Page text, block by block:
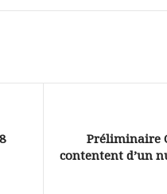
Préliminaire
contentent d’un